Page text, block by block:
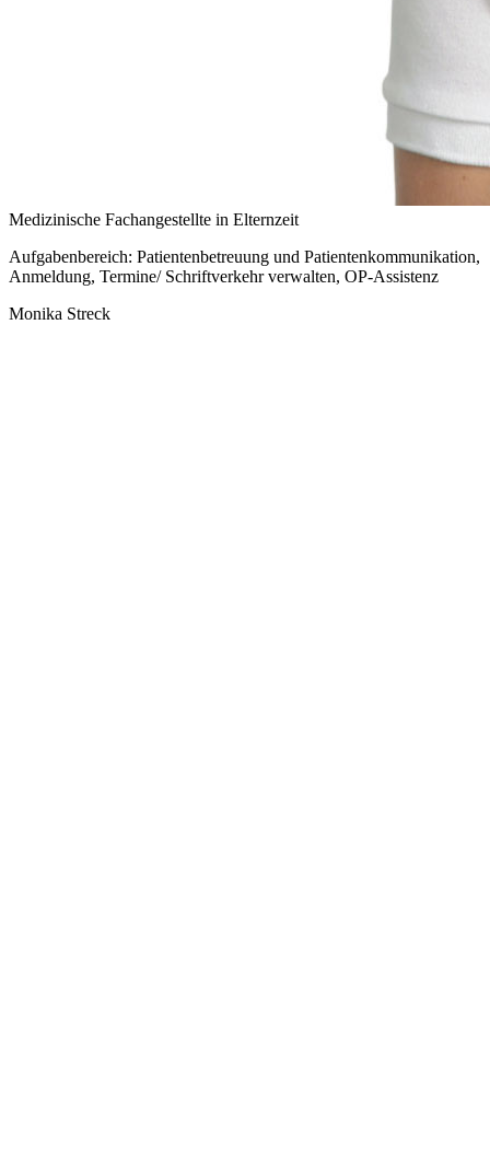
Medizinische Fachangestellte in Elternzeit
Aufgabenbereich: Patientenbetreuung und Patientenkommunikation,
Anmeldung, Termine/ Schriftverkehr verwalten, OP-Assistenz
Monika Streck